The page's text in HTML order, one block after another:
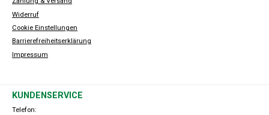
Widerruf
Cookie Einstellungen
Barrierefreiheitserklärung
Impressum
KUNDENSERVICE
Telefon: